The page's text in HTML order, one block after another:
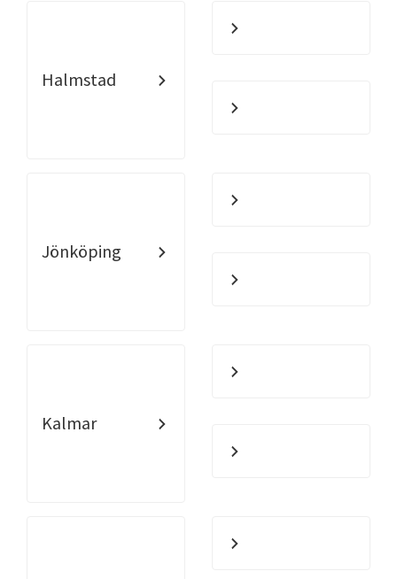
Halmstad
Jönköping
Kalmar